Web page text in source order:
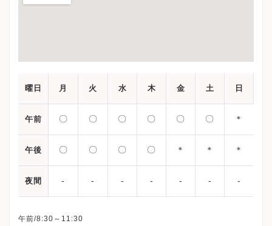
曜日 月 火 水 木 金 土 日
午前 〇 〇 〇 〇 〇 〇 ＊
午後 〇 〇 〇 〇 ＊ ＊ ＊
夜間 - - - - - - -
午前/8:30～11:30